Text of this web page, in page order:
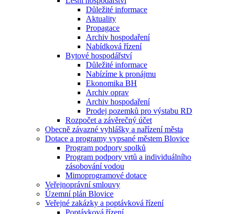
Důležité informace
Aktuality
Propagace
Archiv hospodaření
Nabídková řízení
Bytové hospodářství
Důležité informace
Nabízíme k pronájmu
Ekonomika BH
Archiv oprav
Archiv hospodaření
Prodej pozemků pro výstabu RD
Rozpočet a závěrečný účet
Obecně závazné vyhlášky a nařízení města
Dotace a programy vypsané městem Blovice
Program podpory spolků
Program podpory vrtů a individuálního
zásobování vodou
Mimoprogramové dotace
Veřejnoprávní smlouvy
Územní plán Blovice
Veřejné zakázky a poptávková řízení
Poptávková řízení